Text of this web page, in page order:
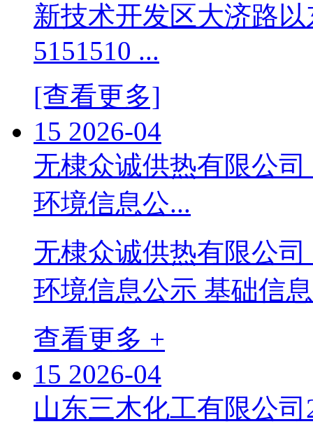
新技术开发区大济路
5151510 ...
[查看更多]
15 2026-04
无棣众诚供热有限公
环境信息公...
无棣众诚供热有限公
环境信息公示 基础信
查看更多 +
15 2026-04
山东三木化工有限公